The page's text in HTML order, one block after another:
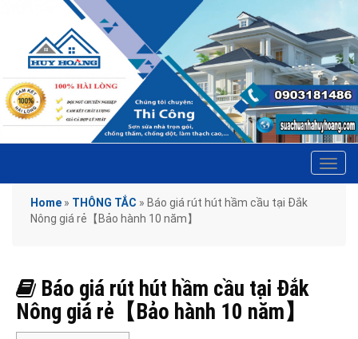
Home » THÔNG TẮC » Báo giá rút hút hầm cầu tại Đắk
Nông giá rẻ【Bảo hành 10 năm】
Báo giá rút hút hầm cầu tại Đắk
Nông giá rẻ【Bảo hành 10 năm】